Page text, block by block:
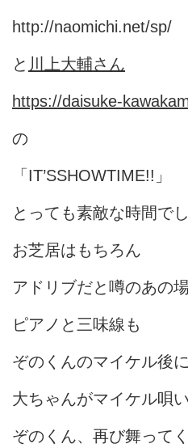
http://naomichi.net/sp/
と 川上大輔さん
https://daisuke-
の
「IT’SSHOWTIME!!」
とっても素敵な時間で
お芝居はもちろん
アドリブだと噂のあの
ピアノと三味線も
ぞのくんのマイケル後に
大ちゃんがマイケル唄
ぞのくん、再び舞って